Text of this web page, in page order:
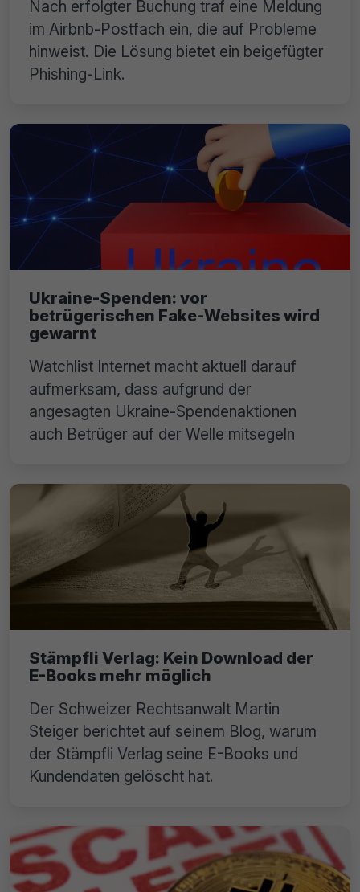
Nach erfolgter Buchung traf eine Meldung
im Airbnb-Postfach ein, die auf Probleme
hinweist. Die Lösung bietet ein beigefügter
Phishing-Link.
Ukraine-Spenden: vor
betrügerischen Fake-Websites wird
gewarnt
Watchlist Internet macht aktuell darauf
aufmerksam, dass aufgrund der
angesagten Ukraine-Spendenaktionen
auch Betrüger auf der Welle mitsegeln
Stämpfli Verlag: Kein Download der
E-Books mehr möglich
Der Schweizer Rechtsanwalt Martin
Steiger berichtet auf seinem Blog, warum
der Stämpfli Verlag seine E-Books und
Kundendaten gelöscht hat.